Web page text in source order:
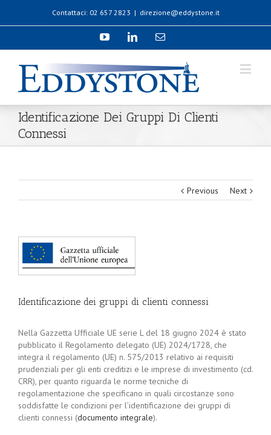
Contattaci: 02 657 2823 | direzione@eddystone.it
Identificazione Dei Gruppi Di Clienti
Connessi
Previous Next
Identificazione dei gruppi di clienti connessi
Nella Gazzetta Ufficiale UE serie L del 18 giugno 2024 è stato
pubblicato il Regolamento delegato (UE) 2024/1728, che
integra il regolamento (UE) n. 575/2013 relativo ai requisiti
prudenziali per gli enti creditizi e le imprese di investimento (cd.
CRR), per quanto riguarda le norme tecniche di
regolamentazione che specificano in quali circostanze sono
soddisfatte le condizioni per l’identificazione dei gruppi di
clienti connessi (documento integrale).